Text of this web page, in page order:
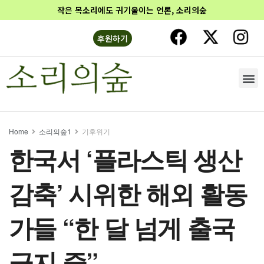
작은 목소리에도 귀기울이는 언론, 소리의숲
후원하기
Home 소리의숲1 기후위기
한국서 ‘플라스틱 생산
감축’ 시위한 해외 활동
가들 “한 달 넘게 출국